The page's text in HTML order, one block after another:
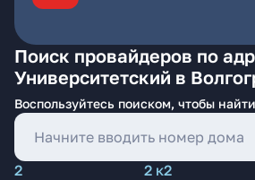
Поиск провайдеров по
Университетский в
Воспользуйтесь поиском, чтобы
2 2 к2